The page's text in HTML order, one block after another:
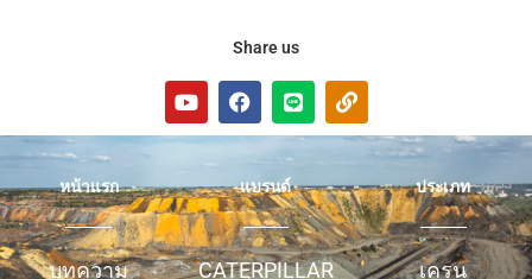
Share us
Y
o
u
b
e
F
a
c
b
o
o
k
L
i
n
e
L
i
n
หน้าแรก
บทความ
แบรนด์
CATERPILLAR
ประเภท
เครน